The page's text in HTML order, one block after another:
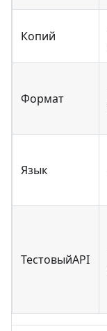
Копий
Формат
Язык
ТестовыйAPI